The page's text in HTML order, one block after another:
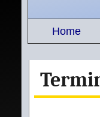
Home